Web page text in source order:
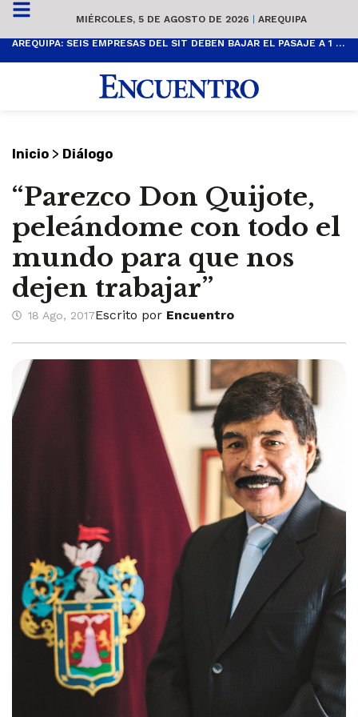
MIÉRCOLES, 5 DE AGOSTO DE 2026 | AREQUIPA
AREQUIPA: SEIS EMPRESAS DEL SIT DEBEN BAJAR EL PASAJE A 1 SOL
Inicio > Diálogo
“Parezco Don Quijote,
peleándome con todo el
mundo para que nos
dejen trabajar”
18 Ago, 2017Escrito por Encuentro